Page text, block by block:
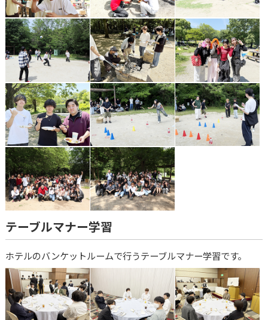
テーブルマナー学習
ホテルのバンケットルームで行うテーブルマナー学習です。